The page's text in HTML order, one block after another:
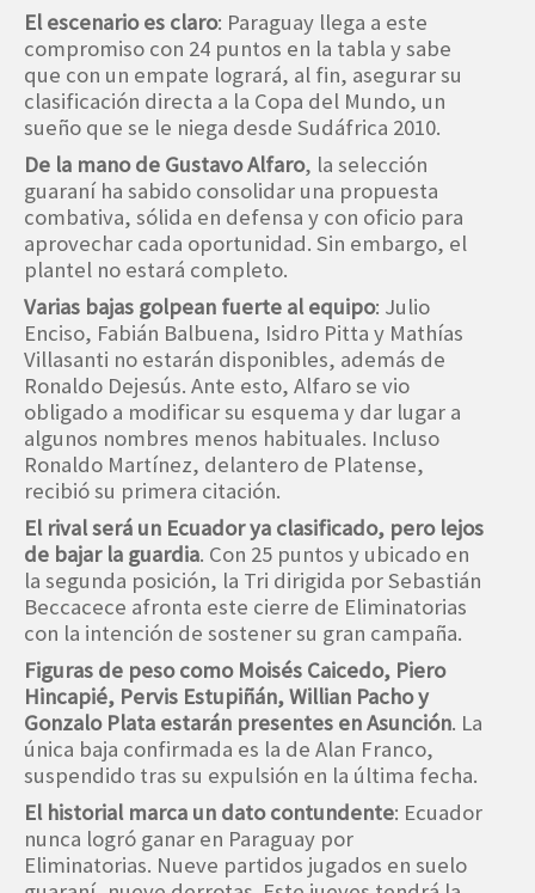
El escenario es claro: Paraguay llega a este
compromiso con 24 puntos en la tabla y sabe
que con un empate logrará, al fin, asegurar su
clasificación directa a la Copa del Mundo, un
sueño que se le niega desde Sudáfrica 2010.
De la mano de Gustavo Alfaro, la selección
guaraní ha sabido consolidar una propuesta
combativa, sólida en defensa y con oficio para
aprovechar cada oportunidad. Sin embargo, el
plantel no estará completo.
Varias bajas golpean fuerte al equipo: Julio
Enciso, Fabián Balbuena, Isidro Pitta y Mathías
Villasanti no estarán disponibles, además de
Ronaldo Dejesús. Ante esto, Alfaro se vio
obligado a modificar su esquema y dar lugar a
algunos nombres menos habituales. Incluso
Ronaldo Martínez, delantero de Platense,
recibió su primera citación.
El rival será un Ecuador ya clasificado, pero lejos
de bajar la guardia. Con 25 puntos y ubicado en
la segunda posición, la Tri dirigida por Sebastián
Beccacece afronta este cierre de Eliminatorias
con la intención de sostener su gran campaña.
Figuras de peso como Moisés Caicedo, Piero
Hincapié, Pervis Estupiñán, Willian Pacho y
Gonzalo Plata estarán presentes en Asunción. La
única baja confirmada es la de Alan Franco,
suspendido tras su expulsión en la última fecha.
El historial marca un dato contundente: Ecuador
nunca logró ganar en Paraguay por
Eliminatorias. Nueve partidos jugados en suelo